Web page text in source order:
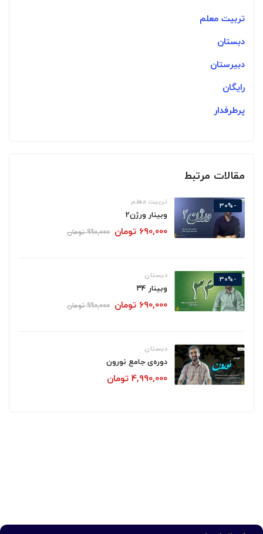
تربیت معلم
دبستان
دبیرستان
رایگان
پرطرفدار
مقالات مرتبط
-30% تربیت معلم
وبینار ورژن2
690,000 تومان 990,000 تومان
-30% دبستان
وبینار ۳۴
690,000 تومان 990,000 تومان
دبستان
دوره‌ی جامع نورون
4,990,000 تومان